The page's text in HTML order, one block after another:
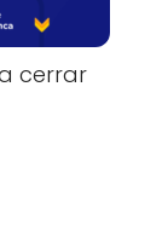
cerrar